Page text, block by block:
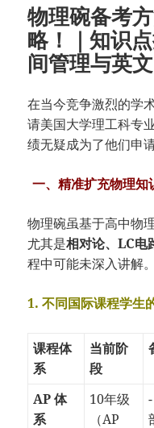
物理碗备考
略！｜知识
间管理与英
在当今竞争激烈的学
请美国大学理工科专
绩无疑成为了他们申
一、精准扩充物理知
物理碗虽基于高中物
尤其是相对论、LC电
程中可能未深入讲解。
1. 不同国际课程学生
课程体
系
当前阶
段
AP 体
系
10年级
（AP